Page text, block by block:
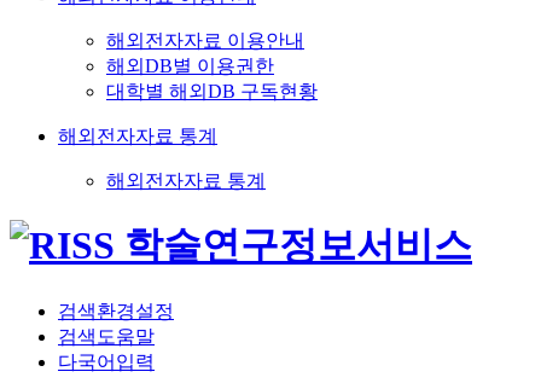
해외전자자료 이용안내
해외DB별 이용권한
대학별 해외DB 구독현황
해외전자자료 통계
해외전자자료 통계
검색환경설정
검색도움말
다국어입력